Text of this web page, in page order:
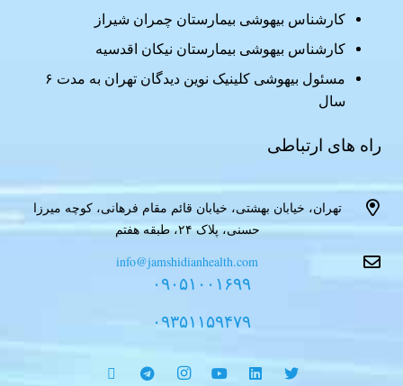
کارشناس بیهوشی بیمارستان چمران شیراز
کارشناس بیهوشی بیمارستان نیکان اقدسیه
مسئول بیهوشی کلینیک نوین دیدگان تهران به مدت ۶
سال
راه های ارتباطی
تهران، خیابان بهشتی، خیابان قائم مقام فرهانی، کوچه میرزا
حسنی، پلاک ۲۴، طبقه هفتم
info@jamshidianhealth.com
۰۹۰۵۱۰۰۱۶۹۹
۰۹۳۵۱۱۵۹۴۷۹